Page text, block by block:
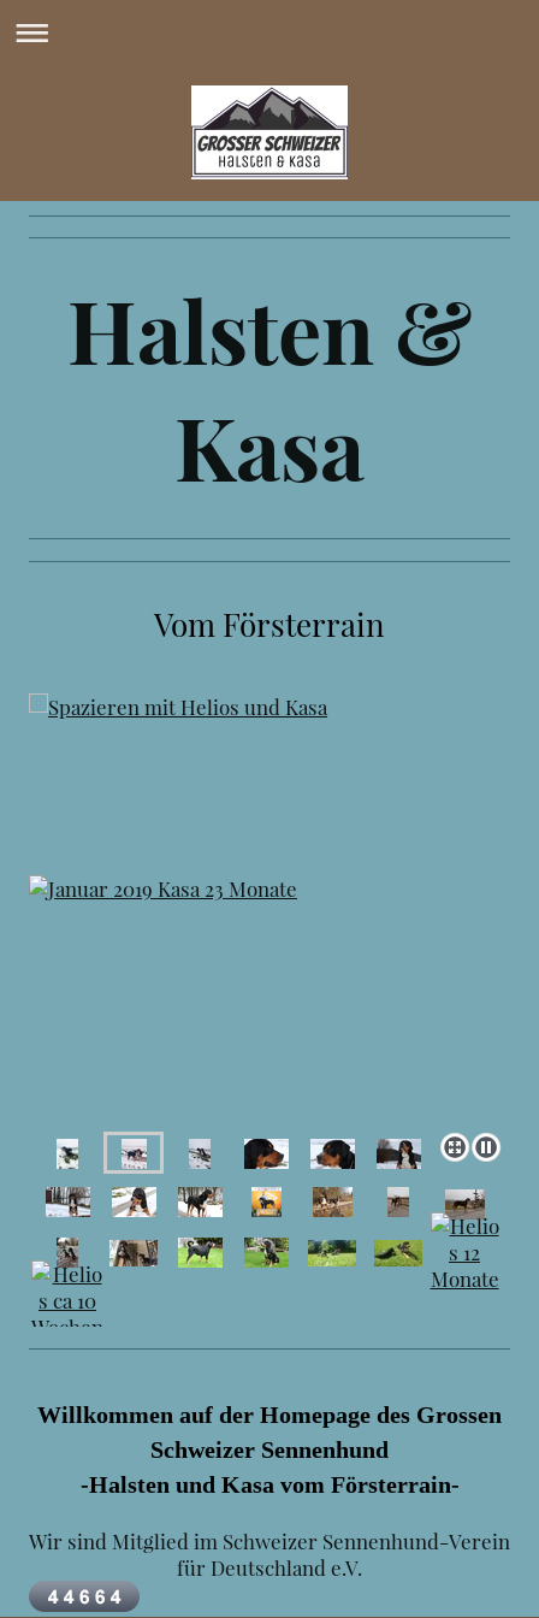
Halsten &
Kasa
Vom Försterrain
Willkommen auf der Homepage des Grossen
Schweizer Sennenhund
-Halsten und Kasa vom Försterrain-
Wir sind Mitglied im Schweizer Sennenhund-Verein
für Deutschland e.V.